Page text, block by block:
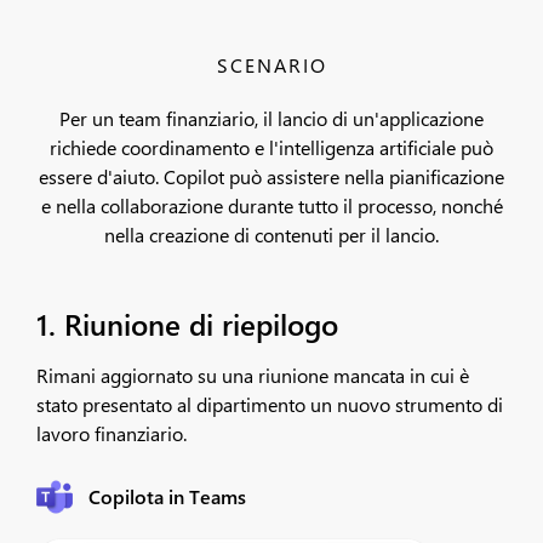
SCENARIO
Per un team finanziario, il lancio di un'applicazione
richiede coordinamento e l'intelligenza artificiale può
essere d'aiuto. Copilot può assistere nella pianificazione
e nella collaborazione durante tutto il processo, nonché
nella creazione di contenuti per il lancio.
1. Riunione di riepilogo
Rimani aggiornato su una riunione mancata in cui è
stato presentato al dipartimento un nuovo strumento di
lavoro finanziario.
Copilota in Teams